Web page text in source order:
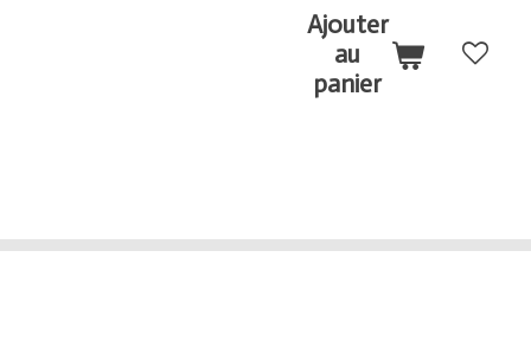
Ajouter
au
panier